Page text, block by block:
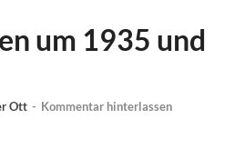
um 1935 und
Ott - Kommentar hinterlassen